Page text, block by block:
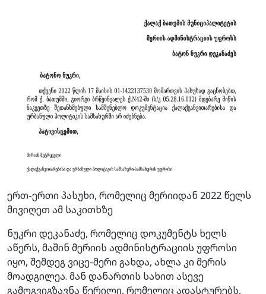
ერთ-ერთი პასუხი, რომელიც მერიიდან 2022 წელს
მივიღეთ ამ საკითხზე
ნუკრი დეკანაძე, რომელიც დოკუმენტს ხელს
აწერს, მაშინ მერიის ადმინისტრაციის უფროსი
იყო, შემდეგ ვიცე-მერი გახდა, ახლა კი მერის
მოადგილეა. მან დანართის სახით ასევე
გამოგვიგზავნა წერილი, რომელიც ადასტურებს,